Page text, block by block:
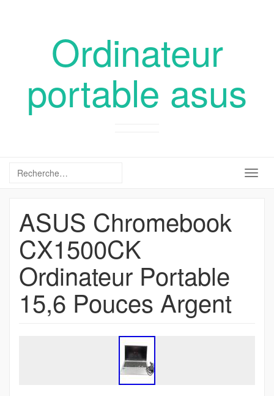
Ordinateur
portable asus
ASUS Chromebook
CX1500CK
Ordinateur Portable
15,6 Pouces Argent